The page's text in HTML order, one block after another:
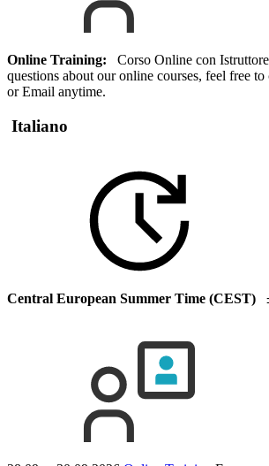
Online Training: Corso Online con
questions about our online courses, feel free
or Email anytime.
Italiano
Central European Summer Time (CEST)